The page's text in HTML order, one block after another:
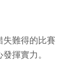
失難得的比賽
揮實力。